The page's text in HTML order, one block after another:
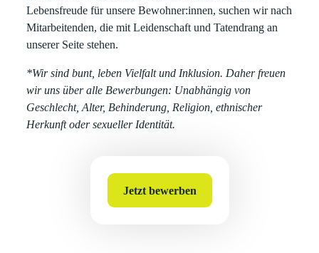
Lebensfreude für unsere Bewohner:innen, suchen wir nach
Mitarbeitenden, die mit Leidenschaft und Tatendrang an
unserer Seite stehen.
*Wir sind bunt, leben Vielfalt und Inklusion. Daher freuen
wir uns über alle Bewerbungen: Unabhängig von
Geschlecht, Alter, Behinderung, Religion, ethnischer
Herkunft oder sexueller Identität.
Jetzt bewerben